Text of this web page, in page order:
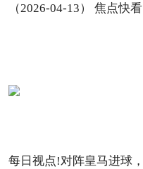
（2026-04-13） 焦点快看
每日视点!对阵皇马进球，